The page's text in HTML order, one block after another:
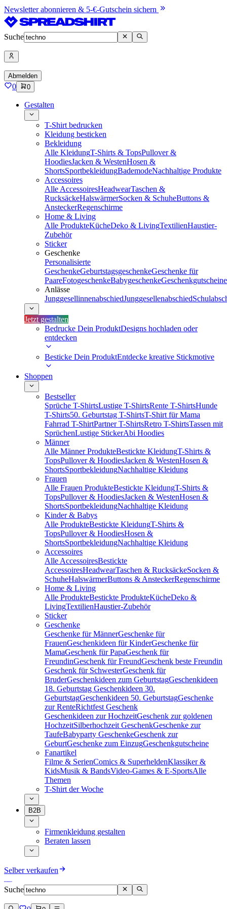
Newsletter abonnieren & 5-€-Gutschein sichern
Suche
Abmelden
0 0
Gestalten
T-Shirt bedrucken
Kleidung besticken
Bekleidung
Alle KleidungT-Shirts & TopsPullover &
HoodiesJacken & WestenHosen &
ShortsSportbekleidungBademodeNachhaltige Produkte
Accessoires
Alle AccessoiresHeadwearTaschen &
RucksäckeHalswärmerSocken & SchuheButtons &
AnsteckerRegenschirme
Home & Living
Alle ProdukteKücheDeko & LivingTextilienHaustier-
Zubehör
Sticker
Geschenke
Personalisierte
GeschenkeGeburtstagsgeschenkeGeschenke für
PaareFotogeschenkeBabygeschenkeGeschenkgutscheine
Anlässe
JunggesellinnenabschiedJunggesellenabschied
Jetzt gestalten
Bedrucke Dein ProduktDesigns hochladen oder
entdecken
Besticke Dein ProduktEntdecke kreative Stickmotive
Shoppen
Bestseller
Sprüche T-ShirtsLustige T-ShirtsRente T-ShirtsHunde
T-Shirts50. Geburtstag T-ShirtsT-Shirt für Mama
Fahrrad T-ShirtPartner T-ShirtsRetro T-ShirtsTassen mit
SprüchenLustige StickerAbi Hoodies
Männer
Alle Männer ProdukteBestickte KleidungT-Shirts &
TopsPullover & HoodiesJacken & WestenHosen &
ShortsSportbekleidungNachhaltige Kleidung
Frauen
Alle Frauen ProdukteBestickte KleidungT-Shirts &
TopsPullover & HoodiesJacken & WestenHosen &
ShortsSportbekleidungNachhaltige Kleidung
Kinder & Babys
Alle ProdukteBestickte KleidungT-Shirts &
TopsPullover & HoodiesHosen &
ShortsSportbekleidungNachhaltige Kleidung
Accessoires
Alle AccessoiresBestickte
AccessoiresHeadwearTaschen & RucksäckeSocken &
SchuheHalswärmerButtons & AnsteckerRegenschirme
Home & Living
Alle ProdukteBestickte ProdukteKücheDeko &
LivingTextilienHaustier-Zubehör
Sticker
Geschenke
Geschenke für MännerGeschenke für
FrauenGeschenkideen für KinderGeschenke für
MamaGeschenk für PapaGeschenk für
FreundinGeschenk für FreundGeschenk beste Freundin
Geschenk für SchwesterGeschenk für
BruderGeschenkideen zum GeburtstagGeschenkideen
18. Geburtstag Geschenkideen 30.
GeburtstagGeschenkideen 50. GeburtstagGeschenke
zur RenteRichtfest Geschenk
Geschenkideen zur HochzeitGeschenk zur goldenen
HochzeitSilberhochzeit GeschenkGeschenke zur
TaufeBabyparty GeschenkeGeschenk zur
GeburtGeschenke zum EinzugGeschenkgutscheine
Fanartikel
Filme & SerienComics & SuperheldenKlassiker &
KidsMusik & BandsVideo-Games & E-SportsAlle
Themen
T-Shirt der Woche
B2B
Firmenkleidung gestalten
Beraten lassen
Selber verkaufen
Suche